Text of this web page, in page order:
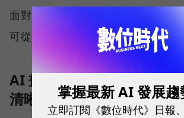
面對消費者的核心疑問「AI 電視可
可從四大 AI 電視功能深入拆解。
AI 畫質升頻與降噪：讓低
清晰
掌握最新 AI 發展趨
立即訂閱《數位時代》日報